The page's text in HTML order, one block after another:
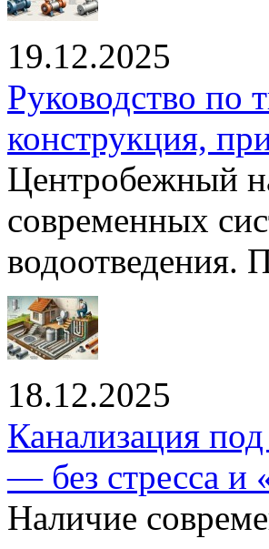
19.12.2025
Руководство по
конструкция,
Центробежный
современных
водоотведения.
18.12.2025
Канализация
— без стресса и
Наличие